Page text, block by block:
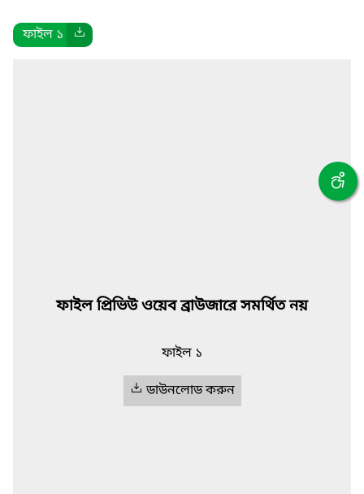
ফাইল ১
ফাইল প্রিভিউ ওয়েব ব্রাউজারে সমর্থিত নয়
ফাইল ১
ডাউনলোড করুন